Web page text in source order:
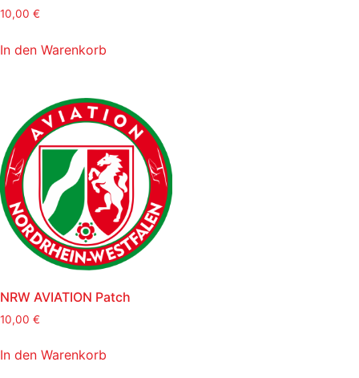
10,00 €
In den Warenkorb
NRW AVIATION Patch
10,00 €
In den Warenkorb